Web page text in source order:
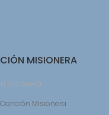
MISIONERA
Misionera